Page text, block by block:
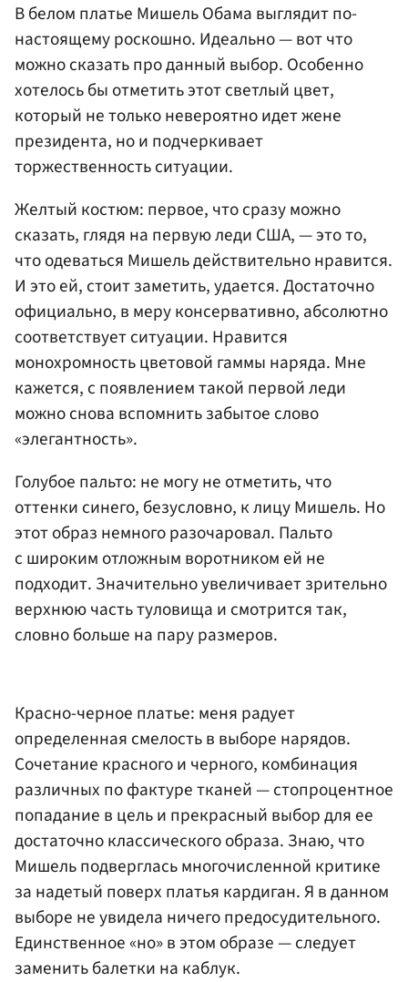
В белом платье Мишель Обама выглядит по-
настоящему роскошно. Идеально — вот что
можно сказать про данный выбор. Особенно
хотелось бы отметить этот светлый цвет,
который не только невероятно идет жене
президента, но и подчеркивает
торжественность ситуации.
Желтый костюм: первое, что сразу можно
сказать, глядя на первую леди США, — это то,
что одеваться Мишель действительно нравится.
И это ей, стоит заметить, удается. Достаточно
официально, в меру консервативно, абсолютно
соответствует ситуации. Нравится
монохромность цветовой гаммы наряда. Мне
кажется, с появлением такой первой леди
можно снова вспомнить забытое слово
«элегантность».
Голубое пальто: не могу не отметить, что
оттенки синего, безусловно, к лицу Мишель. Но
этот образ немного разочаровал. Пальто
с широким отложным воротником ей не
подходит. Значительно увеличивает зрительно
верхнюю часть туловища и смотрится так,
словно больше на пару размеров.
Красно-черное платье: меня радует
определенная смелость в выборе нарядов.
Сочетание красного и черного, комбинация
различных по фактуре тканей — стопроцентное
попадание в цель и прекрасный выбор для ее
достаточно классического образа. Знаю, что
Мишель подверглась многочисленной критике
за надетый поверх платья кардиган. Я в данном
выборе не увидела ничего предосудительного.
Единственное «но» в этом образе — следует
заменить балетки на каблук.